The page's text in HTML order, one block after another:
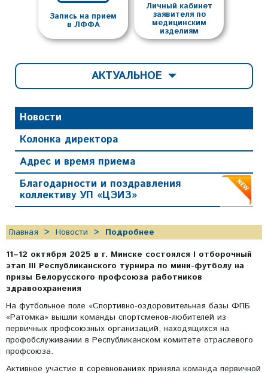
Запись на прием
в ЛФФА
Личный кабинет
заявителя по
медицинским
изделиям
Новости
Колонка директора
Адрес и время приема
Благодарности и поздравления
коллективу УП «ЦЭИЗ»
АКТУАЛЬНОЕ
Главная Новости
Подробнее
11–12 октября 2025 в г. Минске состоялся I отборочный
этап III Республиканского турнира по мини-футболу на
призы Белорусского профсоюза работников
здравоохранения
На футбольное поле «Спортивно-оздоровительная базы ФПБ
«Ратомка» вышли команды спортсменов-любителей из
первичных профсоюзных организаций, находящихся на
профобслуживании в Республиканском комитете отраслевого
профсоюза.
Активное участие в соревнованиях приняла команда первичной